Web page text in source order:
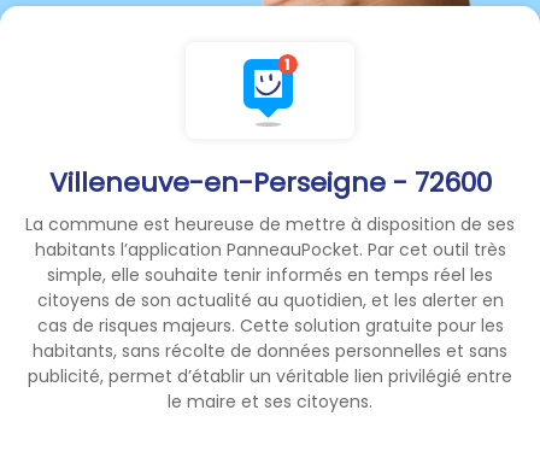
Villeneuve-en-Perseigne - 72600
La commune est heureuse de mettre à disposition de ses
habitants l’application PanneauPocket. Par cet outil très
simple, elle souhaite tenir informés en temps réel les
citoyens de son actualité au quotidien, et les alerter en
cas de risques majeurs. Cette solution gratuite pour les
habitants, sans récolte de données personnelles et sans
publicité, permet d’établir un véritable lien privilégié entre
le maire et ses citoyens.